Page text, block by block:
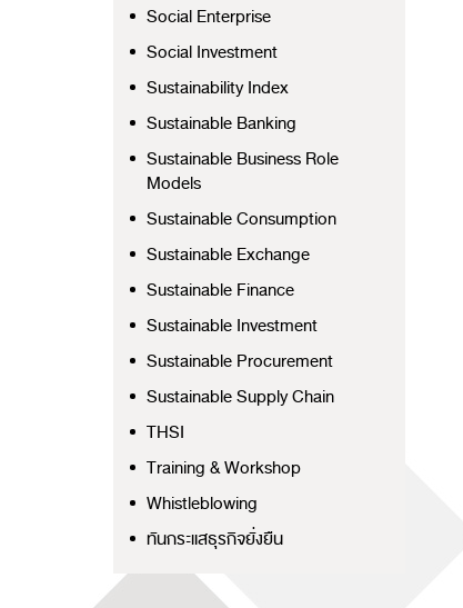
Social Enterprise
Social Investment
Sustainability Index
Sustainable Banking
Sustainable Business Role
Models
Sustainable Consumption
Sustainable Exchange
Sustainable Finance
Sustainable Investment
Sustainable Procurement
Sustainable Supply Chain
THSI
Training & Workshop
Whistleblowing
ทันกระแสธุรกิจยั่งยืน